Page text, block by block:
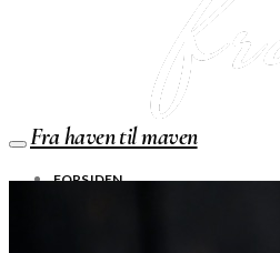
Fra haven til maven
FORSIDEN